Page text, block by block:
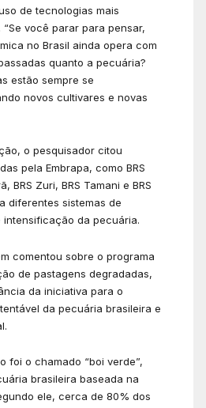
de tecnologias mais
você parar para pensar,
no Brasil ainda opera com
quanto a pecuária?
estão sempre se
novos cultivares e novas
o pesquisador citou
pela Embrapa, como BRS
BRS Zuri, BRS Tamani e BRS
diferentes sistemas de
da pecuária.
comentou sobre o programa
de pastagens degradadas,
da iniciativa para o
da pecuária brasileira e
foi o chamado “boi verde”,
brasileira baseada na
ele, cerca de 80% dos